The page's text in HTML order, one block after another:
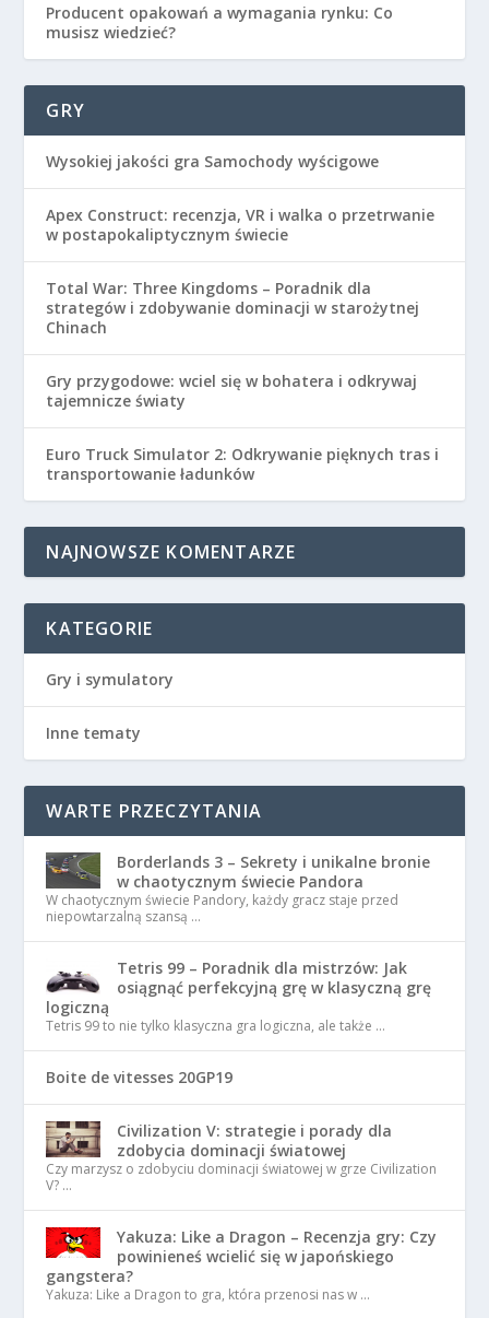
Producent opakowań a wymagania rynku: Co
musisz wiedzieć?
GRY
Wysokiej jakości gra Samochody wyścigowe
Apex Construct: recenzja, VR i walka o przetrwanie
w postapokaliptycznym świecie
Total War: Three Kingdoms – Poradnik dla
strategów i zdobywanie dominacji w starożytnej
Chinach
Gry przygodowe: wciel się w bohatera i odkrywaj
tajemnicze światy
Euro Truck Simulator 2: Odkrywanie pięknych tras i
transportowanie ładunków
NAJNOWSZE KOMENTARZE
KATEGORIE
Gry i symulatory
Inne tematy
WARTE PRZECZYTANIA
Borderlands 3 – Sekrety i unikalne bronie
w chaotycznym świecie Pandora
W chaotycznym świecie Pandory, każdy gracz staje przed
niepowtarzalną szansą …
Tetris 99 – Poradnik dla mistrzów: Jak
osiągnąć perfekcyjną grę w klasyczną grę
logiczną
Tetris 99 to nie tylko klasyczna gra logiczna, ale także …
Boite de vitesses 20GP19
Civilization V: strategie i porady dla
zdobycia dominacji światowej
Czy marzysz o zdobyciu dominacji światowej w grze Civilization
V? …
Yakuza: Like a Dragon – Recenzja gry: Czy
powinieneś wcielić się w japońskiego
gangstera?
Yakuza: Like a Dragon to gra, która przenosi nas w …